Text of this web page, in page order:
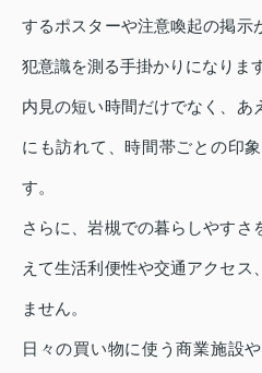
するポスターや注意喚起の掲示
犯意識を測る手掛かりになります
内見の短い時間だけでなく、あ
にも訪れて、時間帯ごとの印
す。
さらに、岩槻での暮らしやすさ
えて生活利便性や交通アクセス
ません。
日々の買い物に使う商業施設